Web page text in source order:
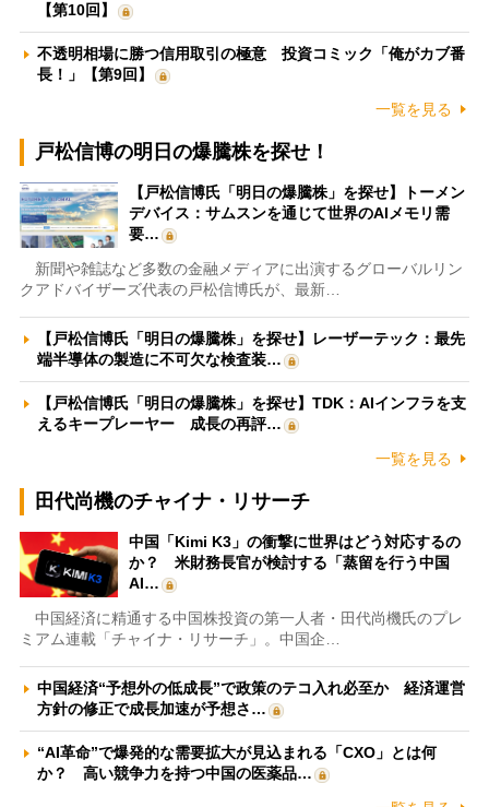
【第10回】
不透明相場に勝つ信用取引の極意 投資コミック「俺がカブ番
長！」【第9回】
一覧を見る
戸松信博の明日の爆騰株を探せ！
【戸松信博氏「明日の爆騰株」を探せ】トーメン
デバイス：サムスンを通じて世界のAIメモリ需
要…
新聞や雑誌など多数の金融メディアに出演するグローバルリン
クアドバイザーズ代表の戸松信博氏が、最新…
【戸松信博氏「明日の爆騰株」を探せ】レーザーテック：最先
端半導体の製造に不可欠な検査装…
【戸松信博氏「明日の爆騰株」を探せ】TDK：AIインフラを支
えるキープレーヤー 成長の再評…
一覧を見る
田代尚機のチャイナ・リサーチ
中国「Kimi K3」の衝撃に世界はどう対応するの
か？ 米財務長官が検討する「蒸留を行う中国
AI…
中国経済に精通する中国株投資の第一人者・田代尚機氏のプレ
ミアム連載「チャイナ・リサーチ」。中国企…
中国経済“予想外の低成長”で政策のテコ入れ必至か 経済運営
方針の修正で成長加速が予想さ…
“AI革命”で爆発的な需要拡大が見込まれる「CXO」とは何
か？ 高い競争力を持つ中国の医薬品…